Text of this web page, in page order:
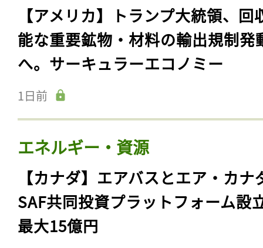
【アメリカ】トランプ大統領、回
能な重要鉱物・材料の輸出規制発
へ。サーキュラーエコノミー
1日前
エネルギー・資源
【カナダ】エアバスとエア・カナ
SAF共同投資プラットフォーム設
最大15億円